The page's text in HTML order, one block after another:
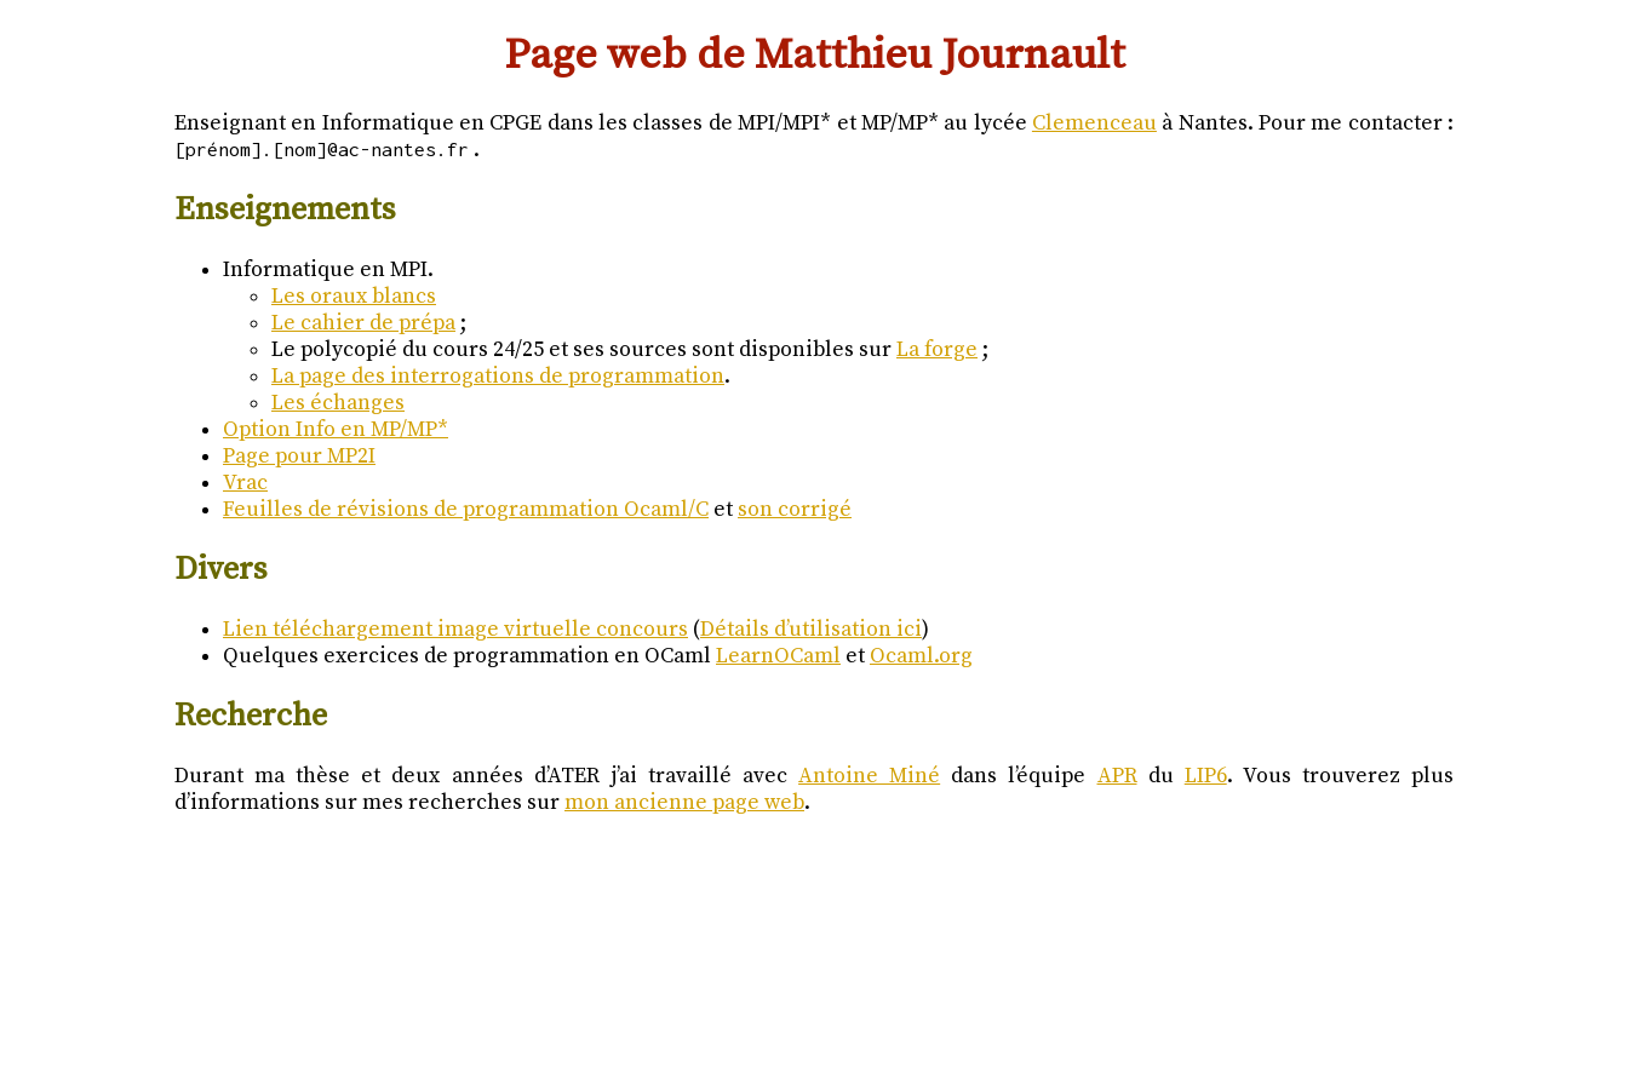
Page web de Matthieu Journault
Enseignant en Informatique en CPGE dans les classes de MPI/MPI* et MP/MP* au lycée Clemenceau à Nantes. Pour me contacter :
[prénom].[nom]@ac-nantes.fr .
Enseignements
Informatique en MPI.
Les oraux blancs
Le cahier de prépa;
Le polycopié du cours 24/25 et ses sources sont disponibles surLa forge ;
La page des interrogations de programmation.
Les échanges
Option Info en MP/MP*
Page pour MP2I
Vrac
Feuilles de révisions de programmation Ocaml/C et son corrigé
Divers
Lien téléchargement image virtuelle concours (Détails d’utilisation ici)
Quelques exercices de programmation en OCaml LearnOCaml et Ocaml.org
Recherche
Durant ma thèse et deux années d’ATER j’ai travaillé avecAntoine Miné dans l’équipe APRdu LIP6. Vous trouverez plus
d’informations sur mes recherches surmon ancienne page web.